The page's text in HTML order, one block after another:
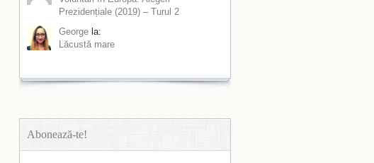
Prezidențiale (2019) – Turul 2
George la:
Lăcustă mare
Abonează-te!